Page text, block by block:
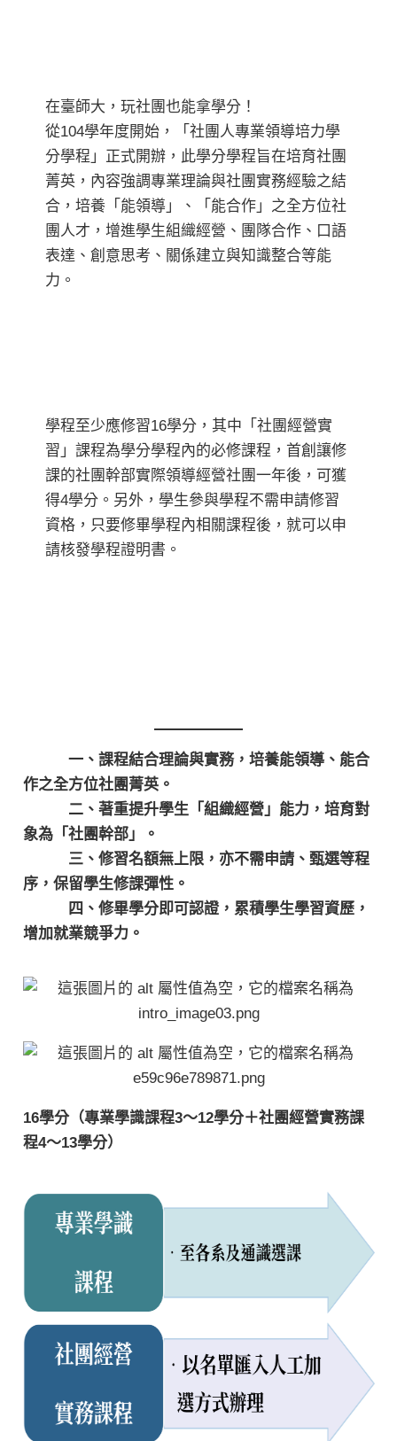
在臺師大，玩社團也能拿學分！
從104學年度開始，「社團人專業領導培力學
分學程」正式開辦，此學分學程旨在培育社團
菁英，內容強調專業理論與社團實務經驗之結
合，培養「能領導」、「能合作」之全方位社
團人才，增進學生組織經營、團隊合作、口語
表達、創意思考、關係建立與知識整合等能
力。
學程至少應修習16學分，其中「社團經營實
習」課程為學分學程內的必修課程，首創讓修
課的社團幹部實際領導經營社團一年後，可獲
得4學分。另外，學生參與學程不需申請修習
資格，只要修畢學程內相關課程後，就可以申
請核發學程證明書。
一、課程結合理論與實務，培養能領導、能合
作之全方位社團菁英。
二、著重提升學生「組織經營」能力，培育對
象為「社團幹部」。
三、修習名額無上限，亦不需申請、甄選等程
序，保留學生修課彈性。
四、修畢學分即可認證，累積學生學習資歷，
增加就業競爭力。
16學分（專業學識課程3～12學分＋社團經營實務課
程4～13學分）